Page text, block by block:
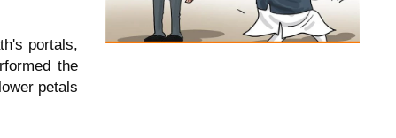
portals,
the
petals